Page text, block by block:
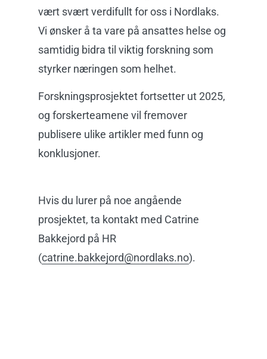
vært svært verdifullt for oss i Nordlaks.
Vi ønsker å ta vare på ansattes helse og
samtidig bidra til viktig forskning som
styrker næringen som helhet.
Forskningsprosjektet fortsetter ut 2025,
og forskerteamene vil fremover
publisere ulike artikler med funn og
konklusjoner.
Hvis du lurer på noe angående
prosjektet, ta kontakt med Catrine
Bakkejord på HR
(catrine.bakkejord@nordlaks.no).